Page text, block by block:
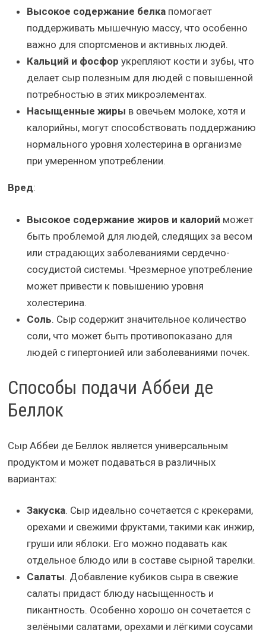
Высокое содержание белка помогает
поддерживать мышечную массу, что особенно
важно для спортсменов и активных людей.
Кальций и фосфор укрепляют кости и зубы, что
делает сыр полезным для людей с повышенной
потребностью в этих микроэлементах.
Насыщенные жиры в овечьем молоке, хотя и
калорийны, могут способствовать поддержанию
нормального уровня холестерина в организме
при умеренном употреблении.
Вред:
Высокое содержание жиров и калорий может
быть проблемой для людей, следящих за весом
или страдающих заболеваниями сердечно-
сосудистой системы. Чрезмерное употребление
может привести к повышению уровня
холестерина.
Соль. Сыр содержит значительное количество
соли, что может быть противопоказано для
людей с гипертонией или заболеваниями почек.
Способы подачи Аббеи де
Беллок
Сыр Аббеи де Беллок является универсальным
продуктом и может подаваться в различных
вариантах:
Закуска. Сыр идеально сочетается с крекерами,
орехами и свежими фруктами, такими как инжир,
груши или яблоки. Его можно подавать как
отдельное блюдо или в составе сырной тарелки.
Салаты. Добавление кубиков сыра в свежие
салаты придаст блюду насыщенность и
пикантность. Особенно хорошо он сочетается с
зелёными салатами, орехами и лёгкими соусами